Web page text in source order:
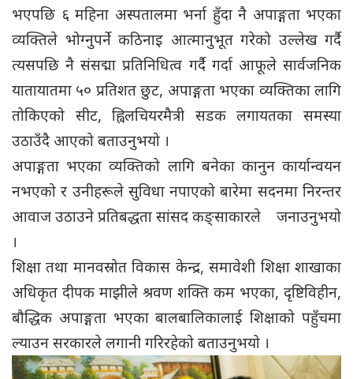
भएपछि ६ महिना अस्पतालमा भर्ना हुँदा नै अपाङ्गता भएका
व्यक्तिले भोग्नुपर्ने कठिनाइ आत्मानुभूत गरेको उल्लेख गर्दै
त्यसपछि नै संसद्मा प्रतिनिधित्व गर्दै गर्दा आफूले सार्वजनिक
यातायातमा ५० प्रतिशत छुट, अपाङ्गता भएका व्यक्तिका लागि
तोकिएको सीट, ह्विलचियरमैत्री सडक लगायतका समस्या
उठाउँदै आएको बताउनुभयो ।
अपाङ्गता भएका व्यक्तिको लागि बनेका कानुन कार्यान्वयन
नभएको र उनीहरूले सुविधा नपाएको बारेमा सदनमा निरन्तर
आवाज उठाउने प्रतिबद्धता सांसद कङ्साकारले जनाउनुभयो
।
शिक्षा तथा मानवस्रोत विकास केन्द्र, समावेशी शिक्षा शाखाका
अधिकृत दीपक माझीले श्रवण शक्ति कम भएका, दृष्टिविहीन,
बौद्धिक अपाङ्गता भएका बालबालिकालाई शिक्षाको पहुँचमा
ल्याउन सरकारले लगानी गरिरहेको बताउनुभयो ।